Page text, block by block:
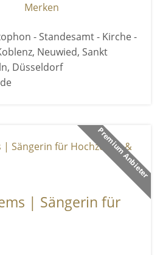
Merken
- Standesamt - Kirche -
Neuwied, Sankt
Düsseldorf
Premium Anbieter
| Sängerin für